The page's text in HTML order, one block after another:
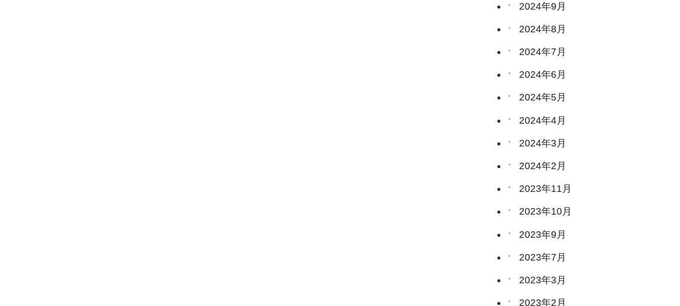
2024年9月
2024年8月
2024年7月
2024年6月
2024年5月
2024年4月
2024年3月
2024年2月
2023年11月
2023年10月
2023年9月
2023年7月
2023年3月
2023年2月